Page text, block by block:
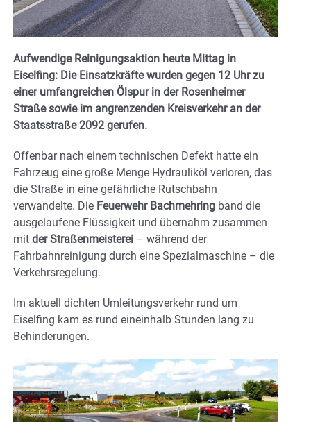
Aufwendige Reinigungsaktion heute Mittag in
Eiselfing: Die Einsatzkräfte wurden gegen 12 Uhr zu
einer umfangreichen Ölspur in der Rosenheimer
Straße sowie im angrenzenden Kreisverkehr an der
Staatsstraße 2092 gerufen.
Offenbar nach einem technischen Defekt hatte ein
Fahrzeug eine große Menge Hydrauliköl verloren, das
die Straße in eine gefährliche Rutschbahn
verwandelte. Die Feuerwehr Bachmehring band die
ausgelaufene Flüssigkeit und übernahm zusammen
mit der Straßenmeisterei – während der
Fahrbahnreinigung durch eine Spezialmaschine – die
Verkehrsregelung.
Im aktuell dichten Umleitungsverkehr rund um
Eiselfing kam es rund eineinhalb Stunden lang zu
Behinderungen.